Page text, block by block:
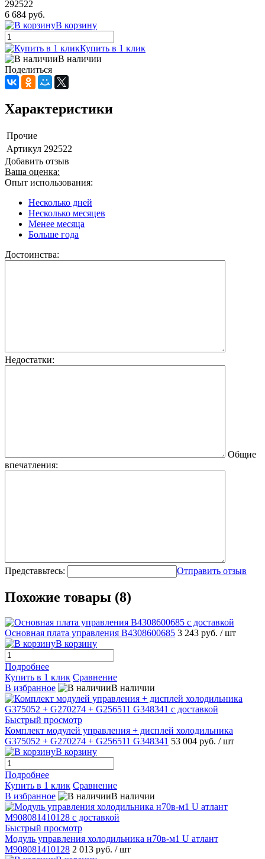
292522
6 684 руб.
В корзину
Купить в 1 клик
В наличии
Поделиться
Характеристики
Прочие
Артикул 292522
Добавить отзыв
Ваша оценка:
Опыт использования:
Несколько дней
Несколько месяцев
Менее месяца
Больше года
Достоинства:
Недостатки:
Общие
впечатления:
Представьтесь: Отправить отзыв
Похожие товары (8)
Основная плата управления B4308600685 3 243 руб. / шт
В корзину
Подробнее
Купить в 1 клик Сравнение
В избранное
В наличии
Быстрый просмотр
Комплект модулей управления + дисплей холодильника
G375052 + G270274 + G256511 G348341 53 004 руб. / шт
В корзину
Подробнее
Купить в 1 клик Сравнение
В избранное
В наличии
Быстрый просмотр
Модуль управления холодильника н70в-м1 U атлант
M908081410128 2 013 руб. / шт